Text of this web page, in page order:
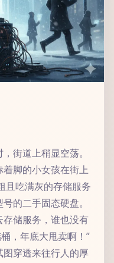
街道上稍显空荡。
脚的小女孩在街上
且吃满灰的存储服务
的二手固态硬盘。
储服务，谁也没有
，年底大甩卖啊！”
穿透来往行人的厚